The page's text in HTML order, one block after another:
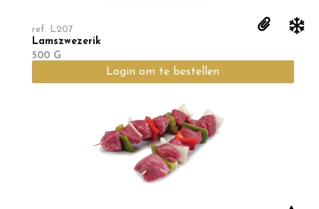
ref. L207
Lamszwezerik
500 G
Login om te bestellen